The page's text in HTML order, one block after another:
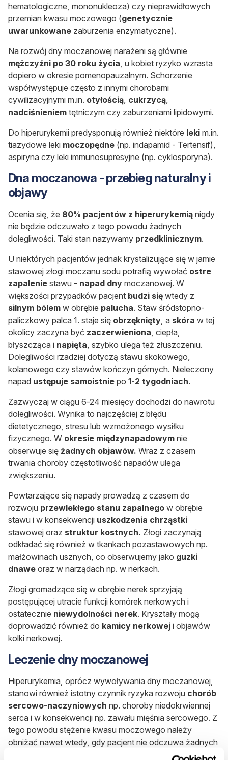
hematologiczne, mononukleoza) czy nieprawidłowych
przemian kwasu moczowego (genetycznie
uwarunkowane zaburzenia enzymatyczne).
Na rozwój dny moczanowej narażeni są głównie
mężczyźni po 30 roku życia , u kobiet ryzyko wzrasta
dopiero w okresie pomenopauzalnym. Schorzenie
współwystępuje często z innymi chorobami
cywilizacyjnymi m.in. otyłością cukrzycą
nadciśnieniem tętniczym czy zaburzeniami lipidowymi.
Do hiperurykemii predysponują również niektóre leki m.in.
tiazydowe leki moczopędne (np. indapamid - Tertensif),
aspiryna czy leki immunosupresyjne (np. cyklosporyna).
Dna moczanowa - przebieg naturalny i
objawy
Ocenia się, że 80% pacjentów z hiperurykemią nigdy
nie będzie odczuwało z tego powodu żadnych
dolegliwości. Taki stan nazywamy przedklinicznym.
U niektórych pacjentów jednak krystalizujące się w jamie
stawowej złogi moczanu sodu potrafią wywołać ostre
zapalenie stawu - napad dny moczanowej. W
większości przypadków pacjent budzi się wtedy z
silnym bólem w obrębie palucha. Staw śródstopno-
paliczkowy palca 1. staje się obrzęknięty , a skóra w tej
okolicy zaczyna być zaczerwieniona , ciepła,
błyszcząca i napięta , szybko ulega też złuszczeniu.
Dolegliwości rzadziej dotyczą stawu skokowego,
kolanowego czy stawów kończyn górnych. Nieleczony
napad ustępuje samoistnie po 1-2 tygodniach.
Zazwyczaj w ciągu 6-24 miesięcy dochodzi do nawrotu
dolegliwości. Wynika to najczęściej z błędu
dietetycznego, stresu lub wzmożonego wysiłku
fizycznego. W okresie międzynapadowym nie
obserwuje się żadnych objawów. Wraz z czasem
trwania choroby częstotliwość napadów ulega
zwiększeniu.
Powtarzające się napady prowadzą z czasem do
rozwoju przewlekłego stanu zapalnego w obrębie
stawu i w konsekwencji uszkodzenia chrząstki
stawowej oraz struktur kostnych. Złogi zaczynają
odkładać się również w tkankach pozastawowych np.
małżowinach usznych, co obserwujemy jako guzki
dnawe oraz w narządach np. w nerkach.
Złogi gromadzące się w obrębie nerek sprzyjają
postępującej utracie funkcji komórek nerkowych i
ostatecznie niewydolności nerek. Kryształy mogą
doprowadzić również do kamicy nerkowej i objawów
kolki nerkowej.
Leczenie dny moczanowej
Hiperurykemia, oprócz wywoływania dny moczanowej,
stanowi również istotny czynnik ryzyka rozwoju chorób
sercowo-naczyniowych np. choroby niedokrwiennej
serca i w konsekwencji np. zawału mięśnia sercowego. Z
tego powodu stężenie kwasu moczowego należy
obniżać nawet wtedy, gdy pacjent nie odczuwa żadnych